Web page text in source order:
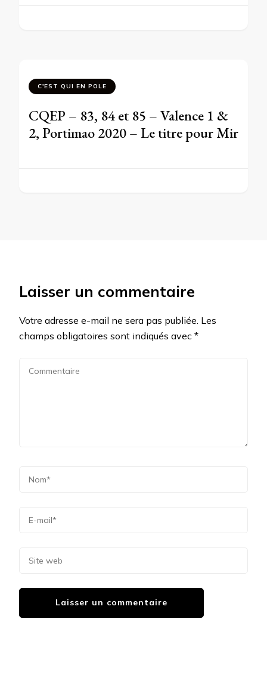
C'EST QUI EN POLE
CQEP – 83, 84 et 85 – Valence 1 &
2, Portimao 2020 – Le titre pour Mir
Laisser un commentaire
Votre adresse e-mail ne sera pas publiée. Les
champs obligatoires sont indiqués avec *